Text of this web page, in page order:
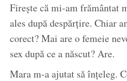
Firește că mi-am frământat
ales după despărțire. Chiar
corect? Mai are o femeie
sex după ce a născut? Are.
Mara m-a ajutat să înțeleg.